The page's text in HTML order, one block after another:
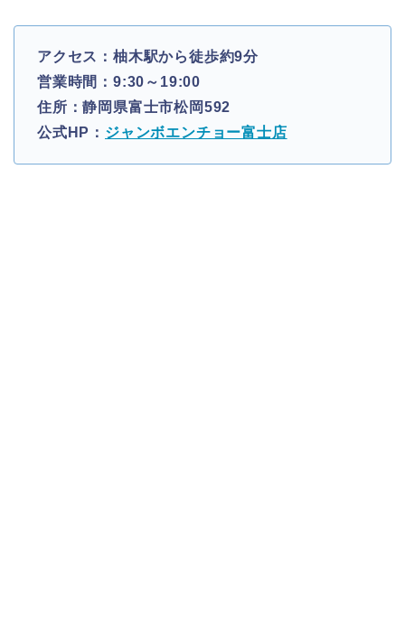
アクセス：柚木駅から徒歩約9分
営業時間：9:30～19:00
住所：静岡県富士市松岡592
公式HP： ジャンボエンチョー富士店